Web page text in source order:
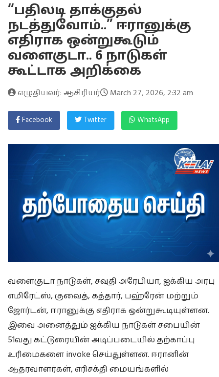
“பதிலடி தாக்குதல்
நடத்துவோம்..” ஈரானுக்கு
எதிராக ஒன்றுகூடும்
வளைகுடா.. 6 நாடுகள்
கூட்டாக அறிக்கை
எழுதியவர்: ஆசிரியர் March 27, 2026, 2:32 am
Facebook Twitter WhatsApp
வளைகுடா நாடுகள், சவுதி அரேபியா, ஐக்கிய அரபு
எமிரேட்ஸ், குவைத், கத்தார், பஹ்ரேன் மற்றும்
ஜோர்டன், ஈரானுக்கு எதிராக ஒன்றுகூடியுள்ளன.
இவை அனைத்தும் ஐக்கிய நாடுகள் சபையின்
51வது கட்டுரையின் அடிப்படையில் தற்காப்பு
உரிமைகளை invoke செய்துள்ளன. ஈரானின்
ஆதரவாளர்கள், எரிசக்தி மையங்களில்